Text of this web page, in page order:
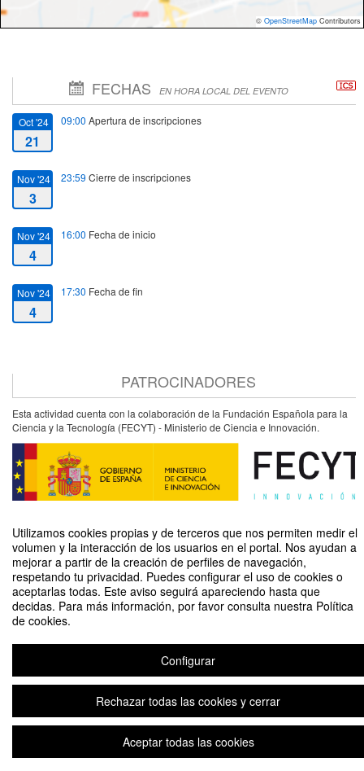
Utilizamos cookies propias y de terceros que nos permiten medir el
volumen y la interacción de los usuarios en el portal. Nos ayudan a
mejorar a partir de la creación de perfiles de navegación,
respetando tu privacidad. Puedes configurar el uso de cookies o
aceptarlas todas. Este aviso seguirá apareciendo hasta que
decidas. Para más información, por favor consulta nuestra Política
de cookies.
Configurar
Rechazar todas las cookies y cerrar
Aceptar todas las cookies
© OpenStreetMap Contributors
FECHAS EN HORA LOCAL DEL EVENTO
Oct '24
21
09:00 Apertura de inscripciones
Nov '24
3
23:59 Cierre de inscripciones
Nov '24
4
16:00 Fecha de inicio
Nov '24
4
17:30 Fecha de fin
PATROCINADORES
Esta actividad cuenta con la colaboración de la Fundación Española para la
Ciencia y la Tecnología (FECYT) - Ministerio de Ciencia e Innovación.
Taller práctico de neuroimagen: Explorando la espectroscopía funcional de
infrarrojo cercano.
Organizado por Unidad de Cultura Científica y de la Innovación (UCC+I)
Aviso legal|Contacto
Plataforma de organización de eventos Symposium